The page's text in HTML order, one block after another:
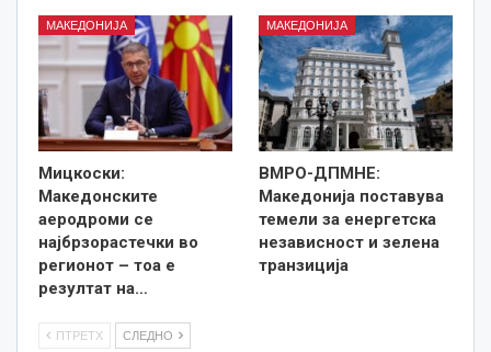
МАКЕДОНИЈА
Мицкоски:
Македонските
аеродроми се
најбрзорастечки во
регионот – тоа е
резултат на…
МАКЕДОНИЈА
ВМРО-ДПМНЕ:
Македонија поставува
темели за енергетска
независност и зелена
транзиција
ПТРЕТХ СЛЕДНО